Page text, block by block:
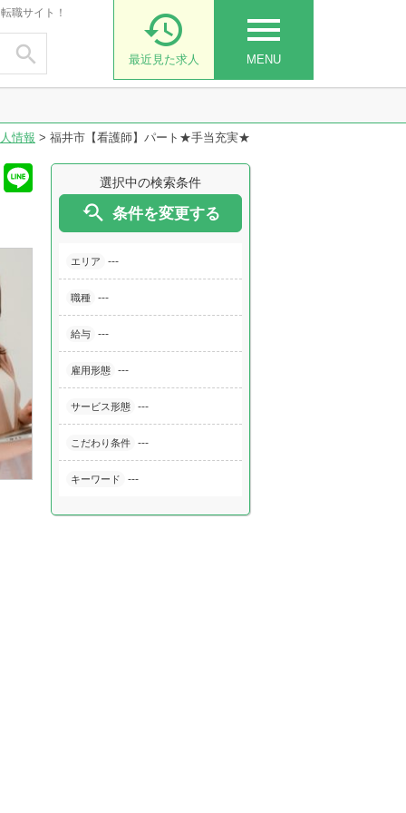
職サイト！

menu
MENU

最近見た求人
情報 > 福井市【看護師】パート★手当充実★
選択中の検索条件
 条件を変更する
エリア ---
職種 ---
給与 ---
雇用形態 ---
サービス形態 ---
こだわり条件 ---
キーワード ---